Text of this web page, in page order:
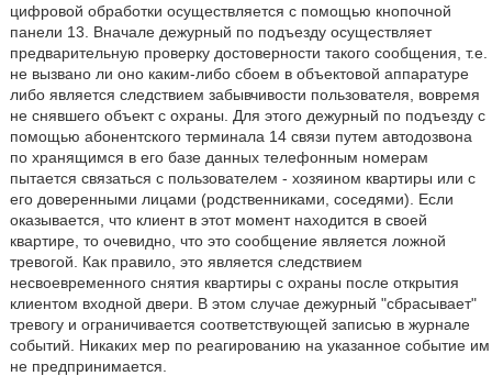
цифровой обработки осуществляется с помощью кнопочной
панели 13. Вначале дежурный по подъезду осуществляет
предварительную проверку достоверности такого сообщения, т.е.
не вызвано ли оно каким-либо сбоем в объектовой аппаратуре
либо является следствием забывчивости пользователя, вовремя
не снявшего объект с охраны. Для этого дежурный по подъезду с
помощью абонентского терминала 14 связи путем автодозвона
по хранящимся в его базе данных телефонным номерам
пытается связаться с пользователем - хозяином квартиры или с
его доверенными лицами (родственниками, соседями). Если
оказывается, что клиент в этот момент находится в своей
квартире, то очевидно, что это сообщение является ложной
тревогой. Как правило, это является следствием
несвоевременного снятия квартиры с охраны после открытия
клиентом входной двери. В этом случае дежурный "сбрасывает"
тревогу и ограничивается соответствующей записью в журнале
событий. Никаких мер по реагированию на указанное событие им
не предпринимается.